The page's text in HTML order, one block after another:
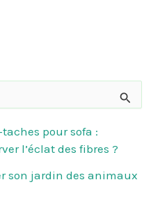
pour sofa :
l’éclat des fibres ?
son jardin des animaux